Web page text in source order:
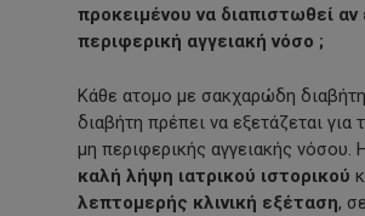
προκειμένου να διαπιστωθεί αν
περιφερική αγγειακή νόσο ;
Κάθε ατομο με σακχαρώδη
διαβήτη πρέπει να εξετάζεται για
μη περιφερικής αγγειακής νόσου.
καλή λήψη ιατρικού ιστορικού
λεπτομερής κλινική εξέταση,